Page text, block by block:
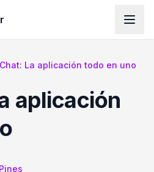
La aplicación todo en uno
aplicación